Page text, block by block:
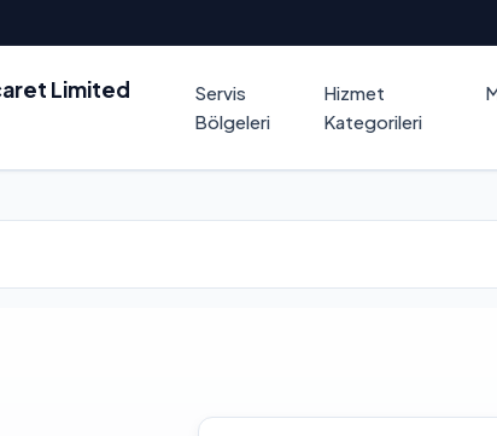
Limited
Servis
Bölgeleri
Hizmet
Kategorileri